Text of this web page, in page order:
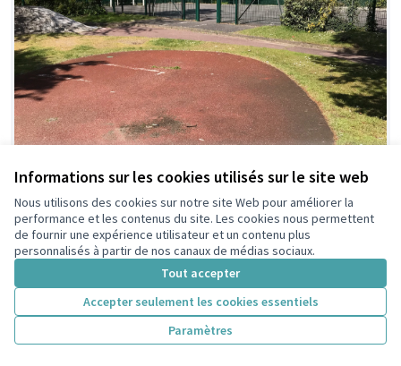
Informations sur les cookies utilisés sur le site web
Nous utilisons des cookies sur notre site Web pour améliorer la
performance et les contenus du site. Les cookies nous permettent
de fournir une expérience utilisateur et un contenu plus
personnalisés à partir de nos canaux de médias sociaux.
Tout accepter
Accepter seulement les cookies essentiels
Paramètres
Rénovation du Terrain de Foot et
Retenue